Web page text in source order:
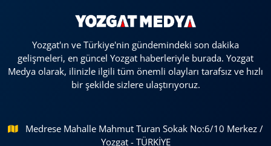
Yozgat'ın ve Türkiye'nin gündemindeki son dakika
gelişmeleri, en güncel Yozgat haberleriyle burada. Yozgat
Medya olarak, ilinizle ilgili tüm önemli olayları tarafsız ve hızlı
bir şekilde sizlere ulaştırıyoruz.
Medrese Mahalle Mahmut Turan Sokak No:6/10 Merkez /
Yozgat - TÜRKİYE